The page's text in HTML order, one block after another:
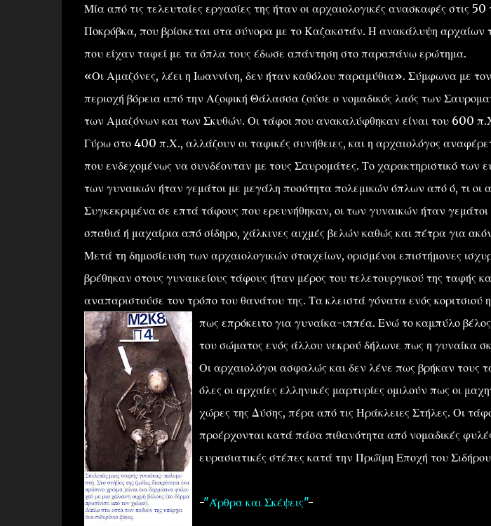
Μία από τις τελευταίες εργασίες της ήταν οι αρχαιολογικές ανασκαφές στις
Ποκρόβκα, που βρίσκεται στα σύνορα με το Καζακστάν. Η ανακάλυψη αρχαίων
που είχαν ταφεί με τα όπλα τους έδωσε απάντηση στο παραπάνω ερώτημα.
«Οι Αμαζόνες, λέει η Ιωαννίνη, δεν ήταν καθόλου παραμύθια». Σύμφωνα με
περιοχή βόρεια από την Αζοφική Θάλασσα ζούσε ο νομαδικός λαός των
των Αμαζόνων και των Σκυθών. Οι τάφοι που ανακαλύφθηκαν είναι του 600
Γύρω στο 400 π.Χ., αλλάζουν οι ταφικές συνήθειες, και η αρχαιολόγος
που ενδεχομένως να συνδέονταν με τους Σαυρομάτες. Το χαρακτηριστικό των
των γυναικών ήταν γεμάτοι με μεγάλη ποσότητα πολεμικών όπλων από ό, τι οι
Συγκεκριμένα σε επτά τάφους που ερευνήθηκαν, οι των γυναικών ήταν
σπαθιά ή μαχαίρια από σίδηρο, χάλκινες αιχμές βελών καθώς και πέτρα για
Μετά τη δημοσίευση των αρχαιολογικών στοιχείων, ορισμένοι επιστήμονες
βρέθηκαν στους γυναικείους τάφους ήταν μέρος του τελετουργικού της ταφής
αναπαριστούσε τον τρόπο του θανάτου της. Τα κλειστά γόνατα ενός κοριτσιού
πως επρόκειτο για γυναίκα-ιππέα. Ενώ το καμπύλο
του σώματος ενός άλλου νεκρού δήλωνε πως η γυναίκα
Οι αρχαιολόγοι ασφαλώς και δεν λένε πως βρήκαν
όλες οι αρχαίες ελληνικές μαρτυρίες ομιλούν πως οι
χώρες της Δύσης, πέρα από τις Ηράκλειες Στήλες. Οι
προέρχονται κατά πάσα πιθανότητα από νομαδικές
ευρασιατικές στέπες κατά την Πρώϊμη Εποχή του
-"Άρθρα και Σκέψεις"-